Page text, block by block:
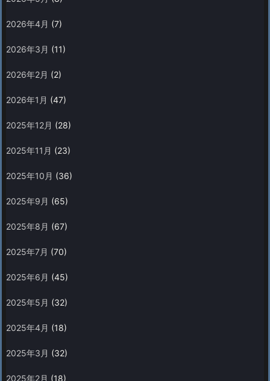
2026年4月 (7)
2026年3月 (11)
2026年2月 (2)
2026年1月 (47)
2025年12月 (28)
2025年11月 (23)
2025年10月 (36)
2025年9月 (65)
2025年8月 (67)
2025年7月 (70)
2025年6月 (45)
2025年5月 (32)
2025年4月 (18)
2025年3月 (32)
2025年2月 (18)